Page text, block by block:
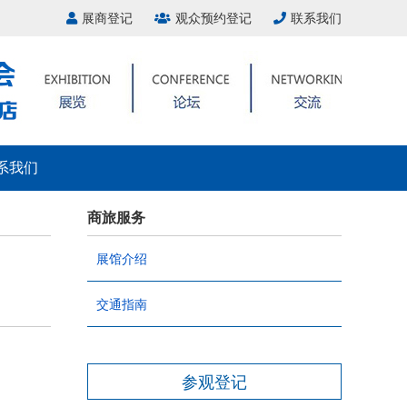
展商登记 观众预约登记 联系我们
我们
商旅服务
展馆介绍
交通指南
参观登记